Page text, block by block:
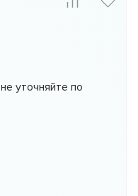
уточняйте по